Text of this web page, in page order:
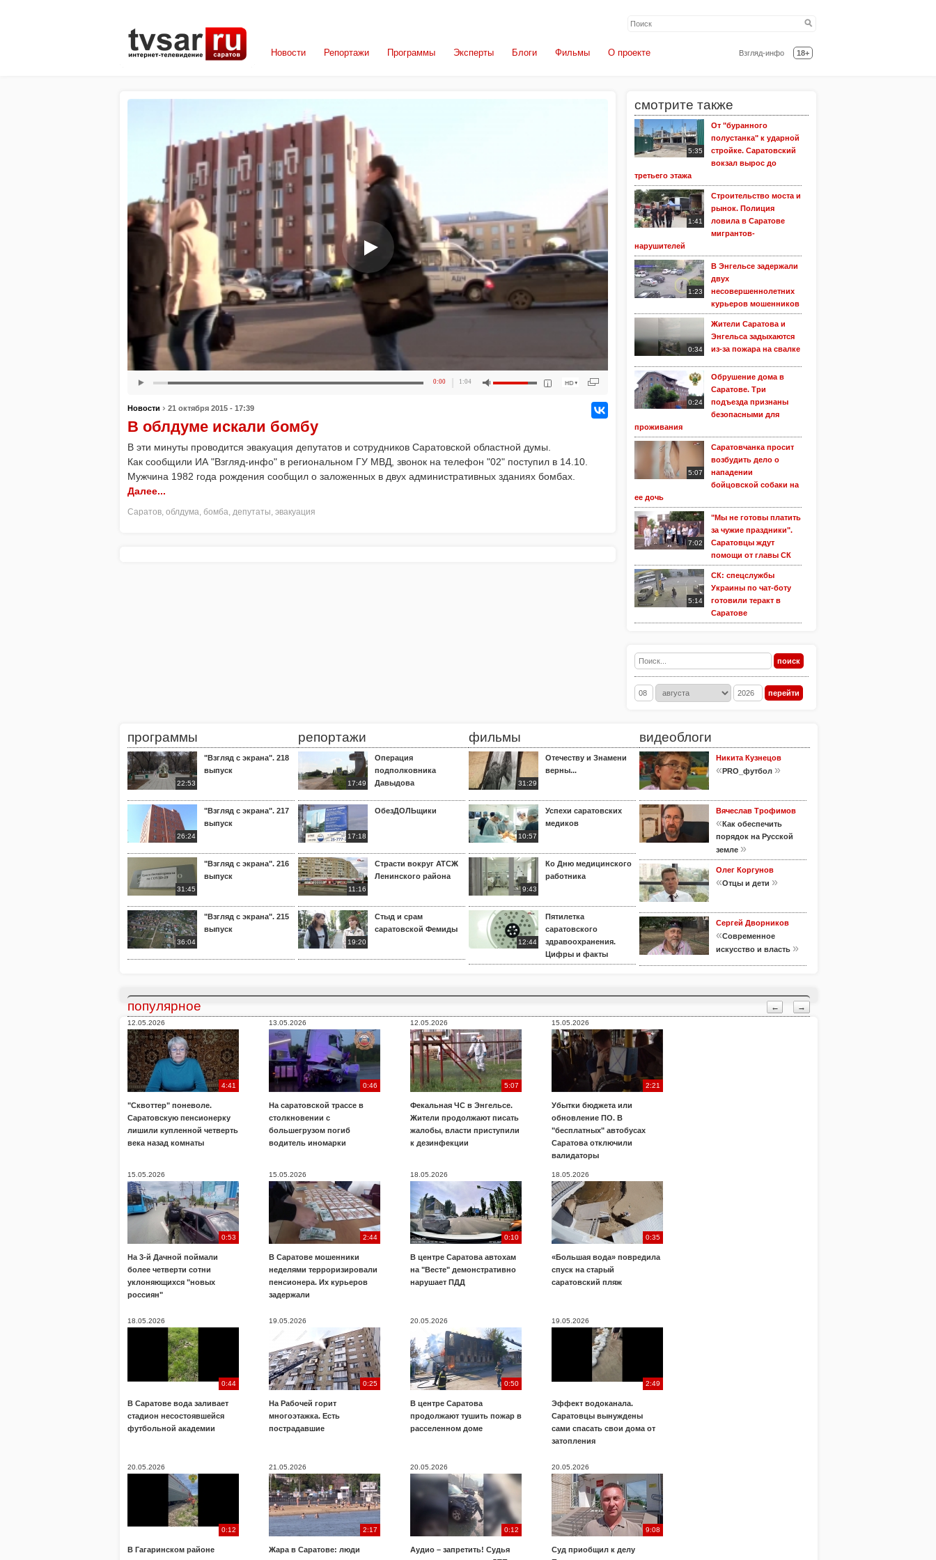
Взгляд-инфо 18+
Новости Репортажи Программы Эксперты Блоги Фильмы О проекте
смотрите также
5:35
От "буранного
полустанка" к ударной
стройке. Саратовский
вокзал вырос до
третьего этажа
1:41
Строительство моста и
рынок. Полиция
ловила в Саратове
мигрантов-
нарушителей
1:23
В Энгельсе задержали
двух
несовершеннолетних
курьеров мошенников
0:34
Жители Саратова и
Энгельса задыхаются
из-за пожара на свалке
0:24
Обрушение дома в
Саратове. Три
подъезда признаны
безопасными для
проживания
5:07
Саратовчанка просит
возбудить дело о
нападении
бойцовской собаки на
ее дочь
7:02
"Мы не готовы платить
за чужие праздники".
Саратовцы ждут
помощи от главы СК
5:14
СК: спецслужбы
Украины по чат-боту
готовили теракт в
Саратове
0:00 1:04
Новости › 21 октября 2015 - 17:39
В облдуме искали бомбу
В эти минуты проводится эвакуация депутатов и сотрудников Саратовской областной думы.
Как сообщили ИА "Взгляд-инфо" в региональном ГУ МВД, звонок на телефон "02" поступил в 14.10.
Мужчина 1982 года рождения сообщил о заложенных в двух административных зданиях бомбах.
Далее...
Саратов, облдума, бомба, депутаты, эвакуация
программы
22:53
"Взгляд с экрана". 218
выпуск
26:24
"Взгляд с экрана". 217
выпуск
31:45
"Взгляд с экрана". 216
выпуск
36:04
"Взгляд с экрана". 215
выпуск
репортажи
17:49
Операция
подполковника
Давыдова
17:18
ОбезДОЛЬщики
11:16
Страсти вокруг АТСЖ
Ленинского района
19:20
Стыд и срам
саратовской Фемиды
фильмы
31:29
Отечеству и Знамени
верны...
10:57
Успехи саратовских
медиков
9:43
Ко Дню медицинского
работника
12:44
Пятилетка
саратовского
здравоохранения.
Цифры и факты
видеоблоги
Никита Кузнецов
«PRO_футбол »
Вячеслав Трофимов
«Как обеспечить
порядок на Русской
земле »
Олег Коргунов
«Отцы и дети »
Сергей Дворников
«Современное
искусство и власть »
← →
популярное
12.05.2026
4:41
"Сквоттер" поневоле.
Саратовскую пенсионерку
лишили купленной четверть
века назад комнаты
13.05.2026
0:46
На саратовской трассе в
столкновении с
большегрузом погиб
водитель иномарки
12.05.2026
5:07
Фекальная ЧС в Энгельсе.
Жители продолжают писать
жалобы, власти приступили
к дезинфекции
15.05.2026
2:21
Убытки бюджета или
обновление ПО. В
"бесплатных" автобусах
Саратова отключили
валидаторы
15.05.2026
0:53
На 3-й Дачной поймали
более четверти сотни
уклоняющихся "новых
россиян"
15.05.2026
2:44
В Саратове мошенники
неделями терроризировали
пенсионера. Их курьеров
задержали
18.05.2026
0:10
В центре Саратова автохам
на "Весте" демонстративно
нарушает ПДД
18.05.2026
0:35
«Большая вода» повредила
спуск на старый
саратовский пляж
18.05.2026
0:44
В Саратове вода заливает
стадион несостоявшейся
футбольной академии
19.05.2026
0:25
На Рабочей горит
многоэтажка. Есть
пострадавшие
20.05.2026
0:50
В центре Саратова
продолжают тушить пожар в
расселенном доме
19.05.2026
2:49
Эффект водоканала.
Саратовцы вынуждены
сами спасать свои дома от
затопления
20.05.2026
0:12
В Гагаринском районе
21.05.2026
2:17
Жара в Саратове: люди
20.05.2026
0:12
Аудио – запретить! Судья
20.05.2026
9:08
Суд приобщил к делу